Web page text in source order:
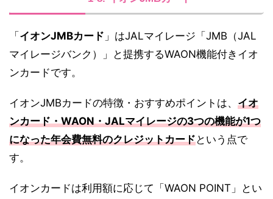
「 イオンJMBカード 」はJALマイレージ「JMB（JAL
マイレージバンク）」と提携するWAON機能付きイオ
ンカードです。
イオンJMBカードの特徴・おすすめポイントは、 イオ
ンカード・WAON・JALマイレージの3つの機能が1つ
になった年会費無料のクレジットカードという点で
す。
イオンカードは利用額に応じて「WAON POINT」とい